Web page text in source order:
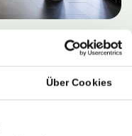
Über Cookies